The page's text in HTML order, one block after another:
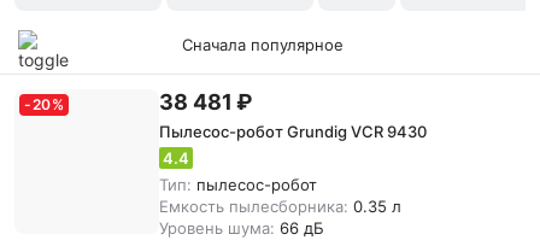
Сначала популярное
-20% 38 481 ₽
Пылесос-робот Grundig VCR 9430
4.4
Тип: пылесос-робот
Емкость пылесборника: 0.35 л
Уровень шума: 66 дБ